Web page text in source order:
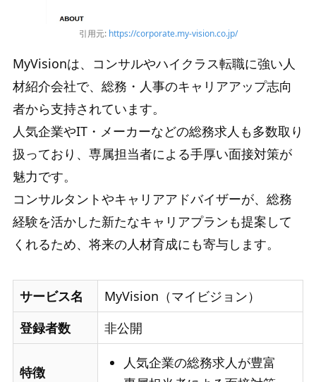
引用元: https://corporate.my-vision.co.jp/
MyVisionは、コンサルやハイクラス転職に強い人
材紹介会社で、総務・人事のキャリアアップ志向
者から支持されています。
人気企業やIT・メーカーなどの総務求人も多数取り
扱っており、専属担当者による手厚い面接対策が
魅力です。
コンサルタントやキャリアアドバイザーが、総務
経験を活かした新たなキャリアプランも提案して
くれるため、将来の人材育成にも寄与します。
サービス名
MyVision（マイビジョン）
登録者数
非公開
特徴
人気企業の総務求人が豊富